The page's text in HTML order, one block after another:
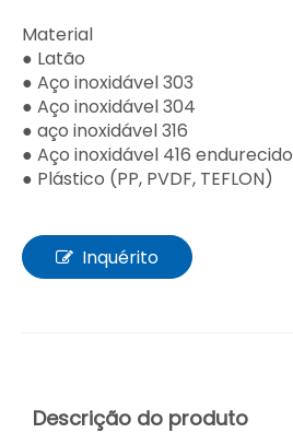
Material
● Latão
● Aço inoxidável 303
● Aço inoxidável 304
● aço inoxidável 316
● Aço inoxidável 416 endurecido
● Plástico (PP, PVDF, TEFLON)
Inquérito
Descrição do produto